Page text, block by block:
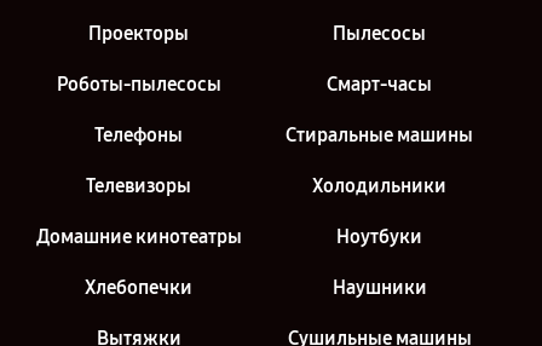
Проекторы Пылесосы
Роботы-пылесосы Смарт-часы
Телефоны Стиральные машины
Телевизоры Холодильники
Домашние кинотеатры Ноутбуки
Хлебопечки Наушники
Вытяжки Сушильные машины